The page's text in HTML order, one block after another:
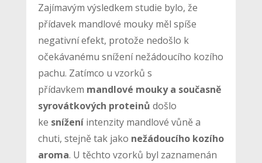
Zajímavým výsledkem studie bylo, že
přídavek mandlové mouky měl spíše
negativní efekt, protože nedošlo k
očekávanému snížení nežádoucího kozího
pachu. Zatímco u vzorků s
přídavkem mandlové mouky a současně
syrovátkových proteinů došlo
ke sníženíintenzity mandlové vůně a
chuti, stejně tak jako nežádoucího kozího
aroma. U těchto vzorků byl zaznamenán